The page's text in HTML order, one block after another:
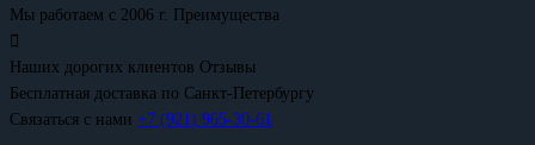
Мы работаем с 2006 г. Преимущества
Наших дорогих клиентов Отзывы
Бесплатная доставка по Санкт-Петербургу
Связаться с нами +7 (921) 965-30-61